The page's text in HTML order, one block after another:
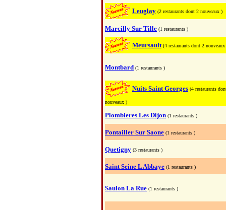
Leuglay (2 restaurants dont 2 nouveaux )
Marcilly Sur Tille (1 restaurants )
Meursault (4 restaurants dont 2 nouveaux
Montbard (1 restaurants )
Nuits Saint Georges (4 restaurants
nouveaux )
Plombieres Les Dijon (1 restaurants )
Pontailler Sur Saone (1 restaurants )
Quetigny (3 restaurants )
Saint Seine L Abbaye (1 restaurants )
Saulon La Rue (1 restaurants )